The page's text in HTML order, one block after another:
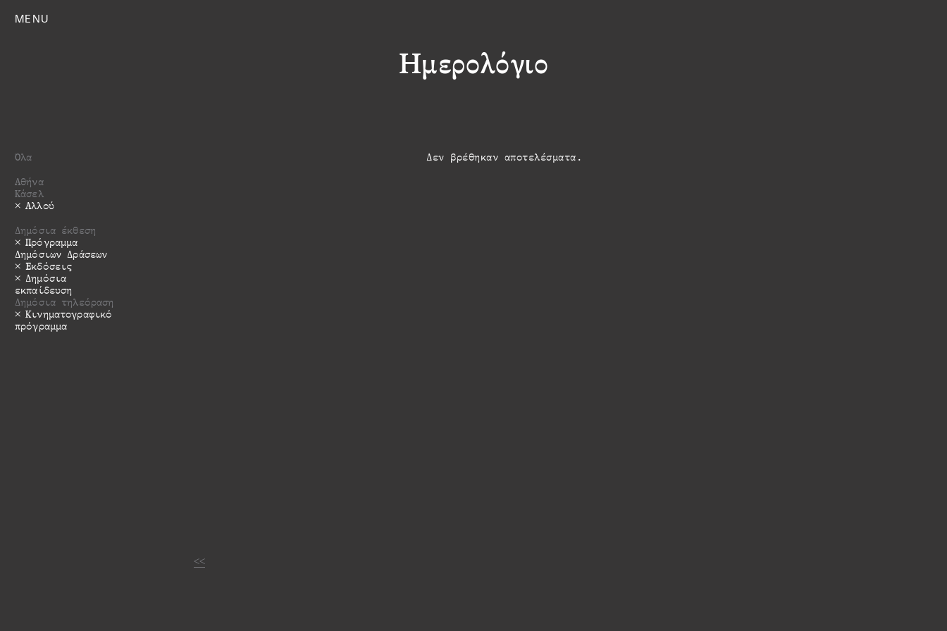
MENU
Ημερολόγιο
Όλα
Αθήνα
Κάσελ
Αλλού
Δημόσια έκθεση
Πρόγραμμα
Δημόσιων Δράσεων
Εκδόσεις
Δημόσια
εκπαίδευση
Δημόσια τηλεόραση
Κινηματογραφικό
πρόγραμμα
<<
Δεν βρέθηκαν αποτελέσματα.